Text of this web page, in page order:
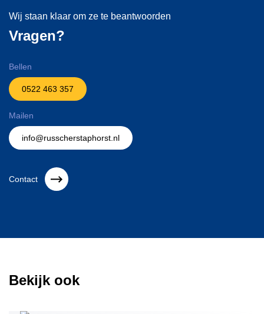
Wij staan klaar om ze te beantwoorden
Vragen?
Bellen
0522 463 357
Mailen
info@russcherstaphorst.nl
Contact
Bekijk ook